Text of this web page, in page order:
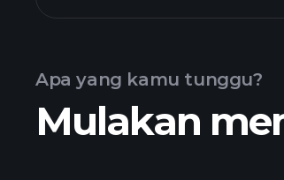
Apa yang kamu tunggu?
Mulakan